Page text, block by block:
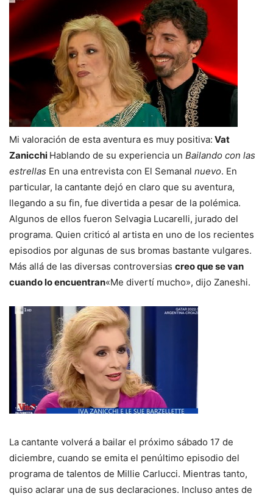
Mi valoración de esta aventura es muy positiva: Vat
Zanicchi Hablando de su experiencia un Bailando con las
estrellas En una entrevista con El Semanal nuevo. En
particular, la cantante dejó en claro que su aventura,
llegando a su fin, fue divertida a pesar de la polémica.
Algunos de ellos fueron Selvagia Lucarelli, jurado del
programa. Quien criticó al artista en uno de los recientes
episodios por algunas de sus bromas bastante vulgares.
Más allá de las diversas controversias creo que se van
cuando lo encuentran«Me divertí mucho», dijo Zaneshi.
La cantante volverá a bailar el próximo sábado 17 de
diciembre, cuando se emita el penúltimo episodio del
programa de talentos de Millie Carlucci. Mientras tanto,
quiso aclarar una de sus declaraciones. Incluso antes de